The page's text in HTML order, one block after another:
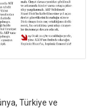
Türkiye ve